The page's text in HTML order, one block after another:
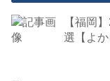
【福岡
選【よか